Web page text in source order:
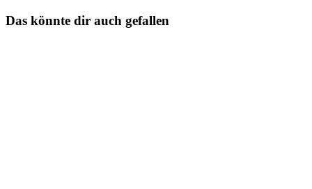
Das könnte dir auch gefallen